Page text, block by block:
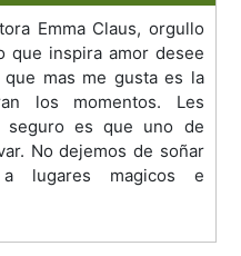
Emma Claus, orgullo
que inspira amor desee
mas me gusta es la
los momentos. Les
seguro es que uno de
No dejemos de soñar
lugares magicos e